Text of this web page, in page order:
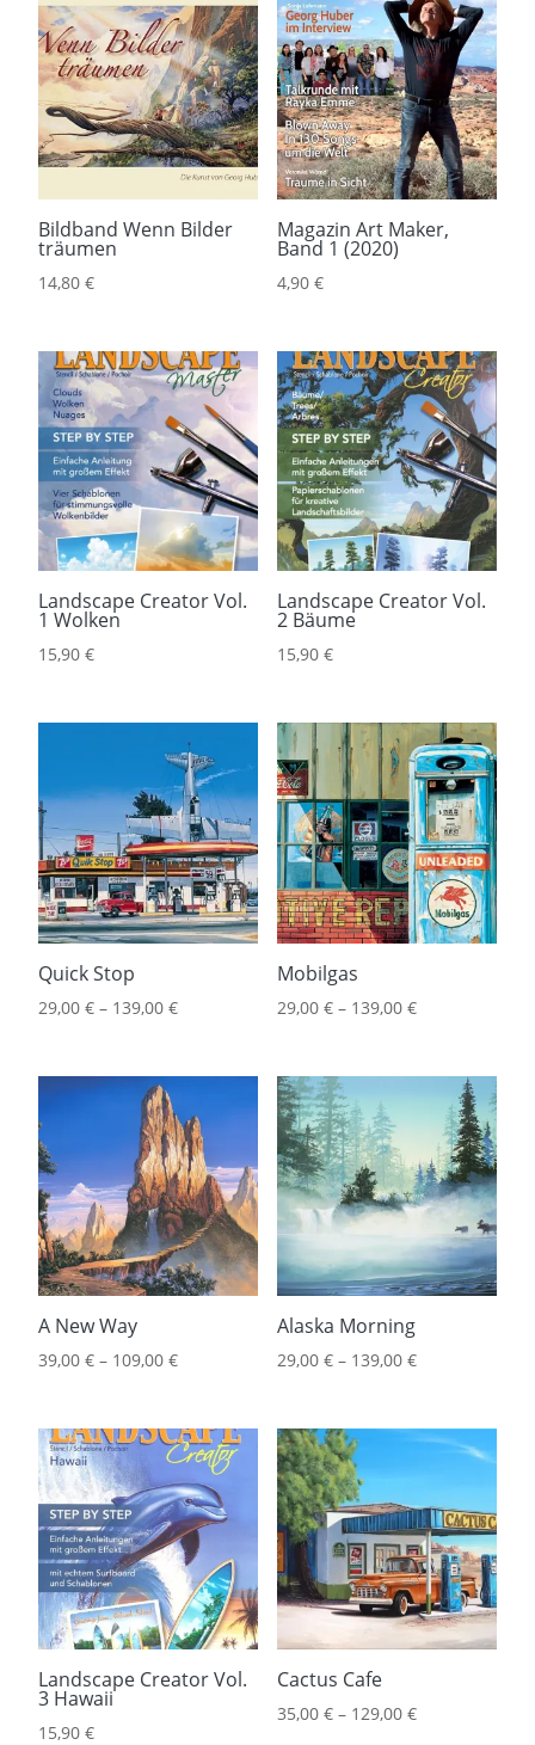
Bildband Wenn Bilder
träumen
14,80 €
Magazin Art Maker,
Band 1 (2020)
4,90 €
Landscape Creator Vol.
1 Wolken
15,90 €
Landscape Creator Vol.
2 Bäume
15,90 €
Quick Stop
29,00 € – 139,00 €
Mobilgas
29,00 €– 139,00 €
A New Way
39,00 € – 109,00 €
Alaska Morning
29,00 €– 139,00 €
Landscape Creator Vol.
3 Hawaii
15,90 €
Cactus Cafe
35,00 €– 129,00 €